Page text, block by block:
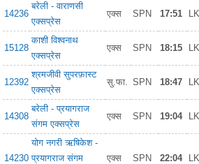
14236
बरेली - वाराणसी
एक्सप्रेस
एक्स SPN 17:51
15128
काशी विश्वनाथ
एक्सप्रेस
एक्स SPN 18:15
12392
श्रमजीवी सुपरफ़ास्ट
एक्सप्रेस
सु.फा. SPN 18:47
14308
बरेली - प्रयागराज
संगम एक्सप्रेस
एक्स SPN 19:04
14230
योग नगरी ऋषिकेश -
प्रयागराज संगम
एक्स SPN 22:04